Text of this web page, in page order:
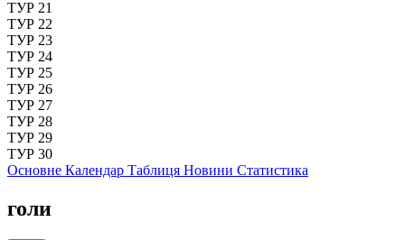
ТУР 21
ТУР 22
ТУР 23
ТУР 24
ТУР 25
ТУР 26
ТУР 27
ТУР 28
ТУР 29
ТУР 30
Основне Календар Таблиця Новини Статистика
голи